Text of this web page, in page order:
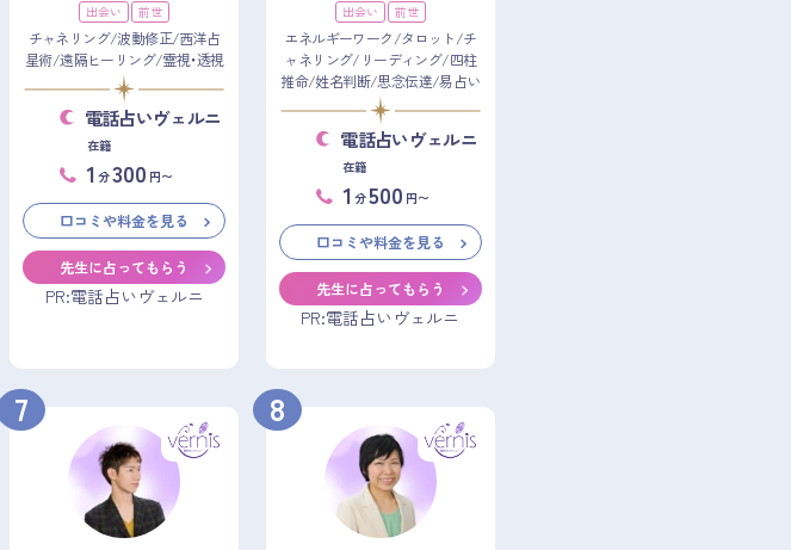
出会い
前世
チャネリング/波動修正/西洋占
星術/遠隔ヒーリング/霊視・透視
電話占いヴェルニ
在籍
1 分300 円〜
口コミや料金を見る
先生に占ってもらう
PR:電話占いヴェルニ
出会い
前世
エネルギーワーク/タロット/チ
ャネリング/リーディング/四柱
推命/姓名判断/思念伝達/易占い
電話占いヴェルニ
在籍
1 分500 円〜
口コミや料金を見る
先生に占ってもらう
PR:電話占いヴェルニ
7 8